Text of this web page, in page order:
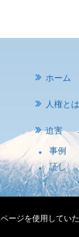
ホーム
人権とは
迫害
事例
証し
ジを使用してい